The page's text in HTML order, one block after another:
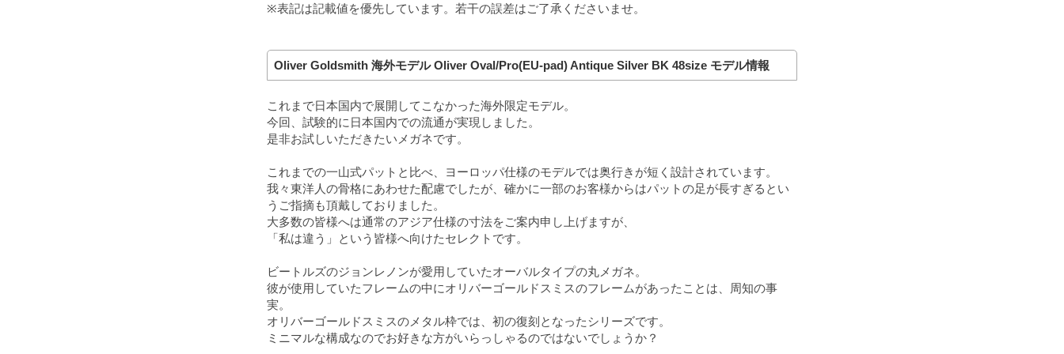
※表記は記載値を優先しています。若干の誤差はご了承くださいませ。
Oliver Goldsmith 海外モデル Oliver Oval/Pro(EU-pad) Antique Silver BK 48size モデル情報
これまで日本国内で展開してこなかった海外限定モデル。
今回、試験的に日本国内での流通が実現しました。
是非お試しいただきたいメガネです。
これまでの一山式パットと比べ、ヨーロッパ仕様のモデルでは奥行きが短く設計されています。
我々東洋人の骨格にあわせた配慮でしたが、確かに一部のお客様からはパットの足が長すぎるとい
うご指摘も頂戴しておりました。
大多数の皆様へは通常のアジア仕様の寸法をご案内申し上げますが、
「私は違う」という皆様へ向けたセレクトです。
ビートルズのジョンレノンが愛用していたオーバルタイプの丸メガネ。
彼が使用していたフレームの中にオリバーゴールドスミスのフレームがあったことは、周知の事
実。
オリバーゴールドスミスのメタル枠では、初の復刻となったシリーズです。
ミニマルな構成なのでお好きな方がいらっしゃるのではないでしょうか？